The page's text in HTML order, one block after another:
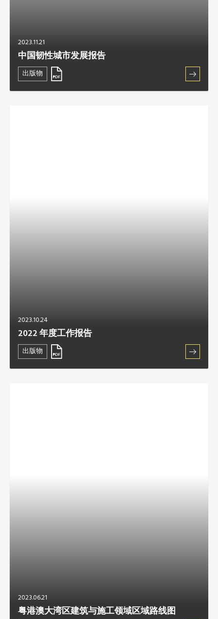
2023.11.21
中国韧性城市发展报告
出版物
2023.10.24
2022 年度工作报告
出版物
2023.06.21
粤港澳大湾区建筑与施工领域区域路线图